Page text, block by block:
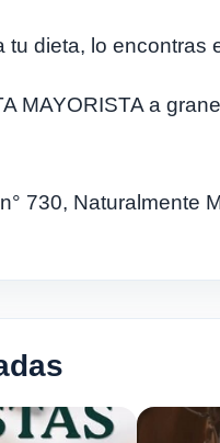
tu dieta, lo encontras
MAYORISTA a
730, Naturalmente